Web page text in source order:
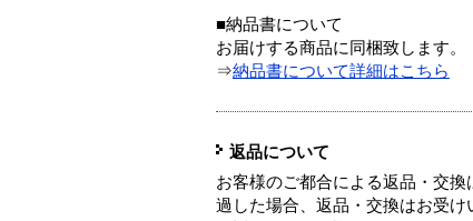
■納品書について
お届けする商品に同梱致します。
⇒納品書について詳細はこちら
返品について
お客様のご都合による返品・交
過した場合、返品・交換はお受け